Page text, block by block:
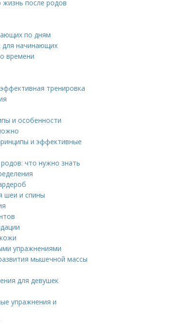
жизнь после родов
по дням
для начинающих
времени
тренировка
и особенности
и эффективные
что нужно знать
шеи и спины
упражнениями
мышечной массы
для девушек
упражнения и